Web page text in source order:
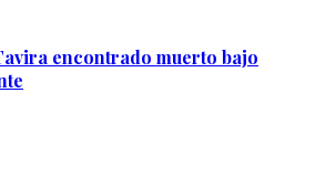
encontrado muerto bajo